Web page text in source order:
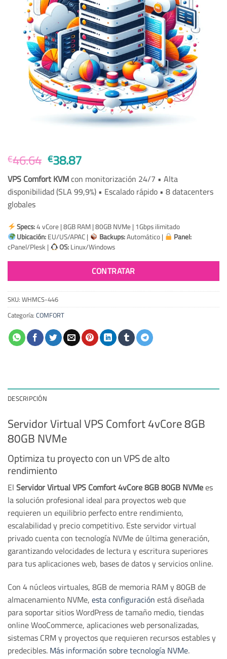
€46.64 El
precio
original
era:
€38.87El
precio
actual
es:
VPS Comfort KVMcon monitorización 24/7 • Alta
disponibilidad (SLA 99,9%) • Escalado rápido • 8 datacenters
globales
Specs:4 vCore | 8GB RAM | 80GB NVMe | 1Gbps ilimitado
Ubicación:EU/US/APAC | Backups:Automático | Panel:
cPanel/Plesk | OS:Linux/Windows
CONTRATAR
SKU:WHMCS-446
Categoría:COMFORT
DESCRIPCIÓN
Servidor Virtual VPS Comfort 4vCore 8GB
80GB NVMe
Optimiza tu proyecto con un VPS de alto
rendimiento
ElServidor Virtual VPS Comfort 4vCore 8GB 80GB NVMees
la solución profesional ideal para proyectos web que
requieren un equilibrio perfecto entre rendimiento,
escalabilidad y precio competitivo. Este servidor virtual
privado cuenta con tecnología NVMe de última generación,
garantizando velocidades de lectura y escritura superiores
para tus aplicaciones web, bases de datos y servicios online.
Con 4 núcleos virtuales, 8GB de memoria RAM y 80GB de
almacenamiento NVMe,esta configuraciónestá diseñada
para soportar sitios WordPress de tamaño medio, tiendas
online WooCommerce, aplicaciones web personalizadas,
sistemas CRM y proyectos que requieren recursos estables y
predecibles.Más información sobre tecnología NVMe.